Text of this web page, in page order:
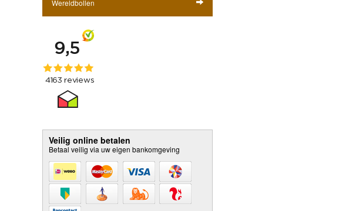
Wereldbollen
Veilig online betalen
Betaal veilig via uw eigen bankomgeving